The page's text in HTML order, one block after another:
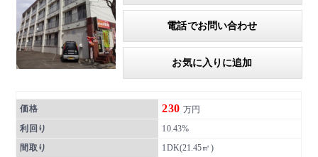
電話でお問い合わせ
お気に入りに追加
価格 230 万円
利回り
10.43%
間取り
1DK(21.45㎡)